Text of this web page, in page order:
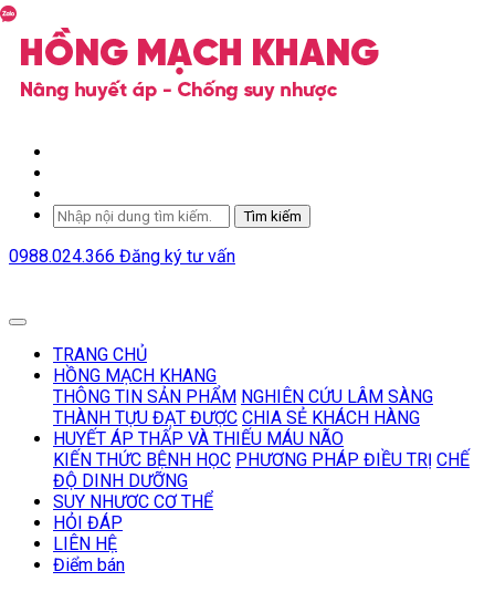
Tìm kiếm
0988.024.366 Đăng ký tư vấn
TRANG CHỦ
HỒNG MẠCH KHANG
THÔNG TIN SẢN PHẨM NGHIÊN CỨU LÂM SÀNG
THÀNH TỰU ĐẠT ĐƯỢC CHIA SẺ KHÁCH HÀNG
HUYẾT ÁP THẤP VÀ THIẾU MÁU NÃO
KIẾN THỨC BỆNH HỌC PHƯƠNG PHÁP ĐIỀU TRỊ CHẾ
ĐỘ DINH DƯỠNG
SUY NHƯƠC CƠ THỂ
HỎI ĐÁP
LIÊN HỆ
Điểm bán